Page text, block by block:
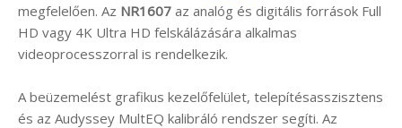
megfelelően. Az NR1607 az analóg és digitális források Full
HD vagy 4K Ultra HD felskálázására alkalmas
videoprocesszorral is rendelkezik.
A beüzemelést grafikus kezelőfelület, telepítésasszisztens
és az Audyssey MultEQ kalibráló rendszer segíti. Az